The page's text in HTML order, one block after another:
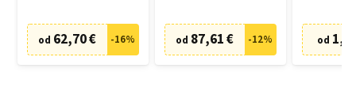
od 62,70 € -16% od 87,61 € -12% od